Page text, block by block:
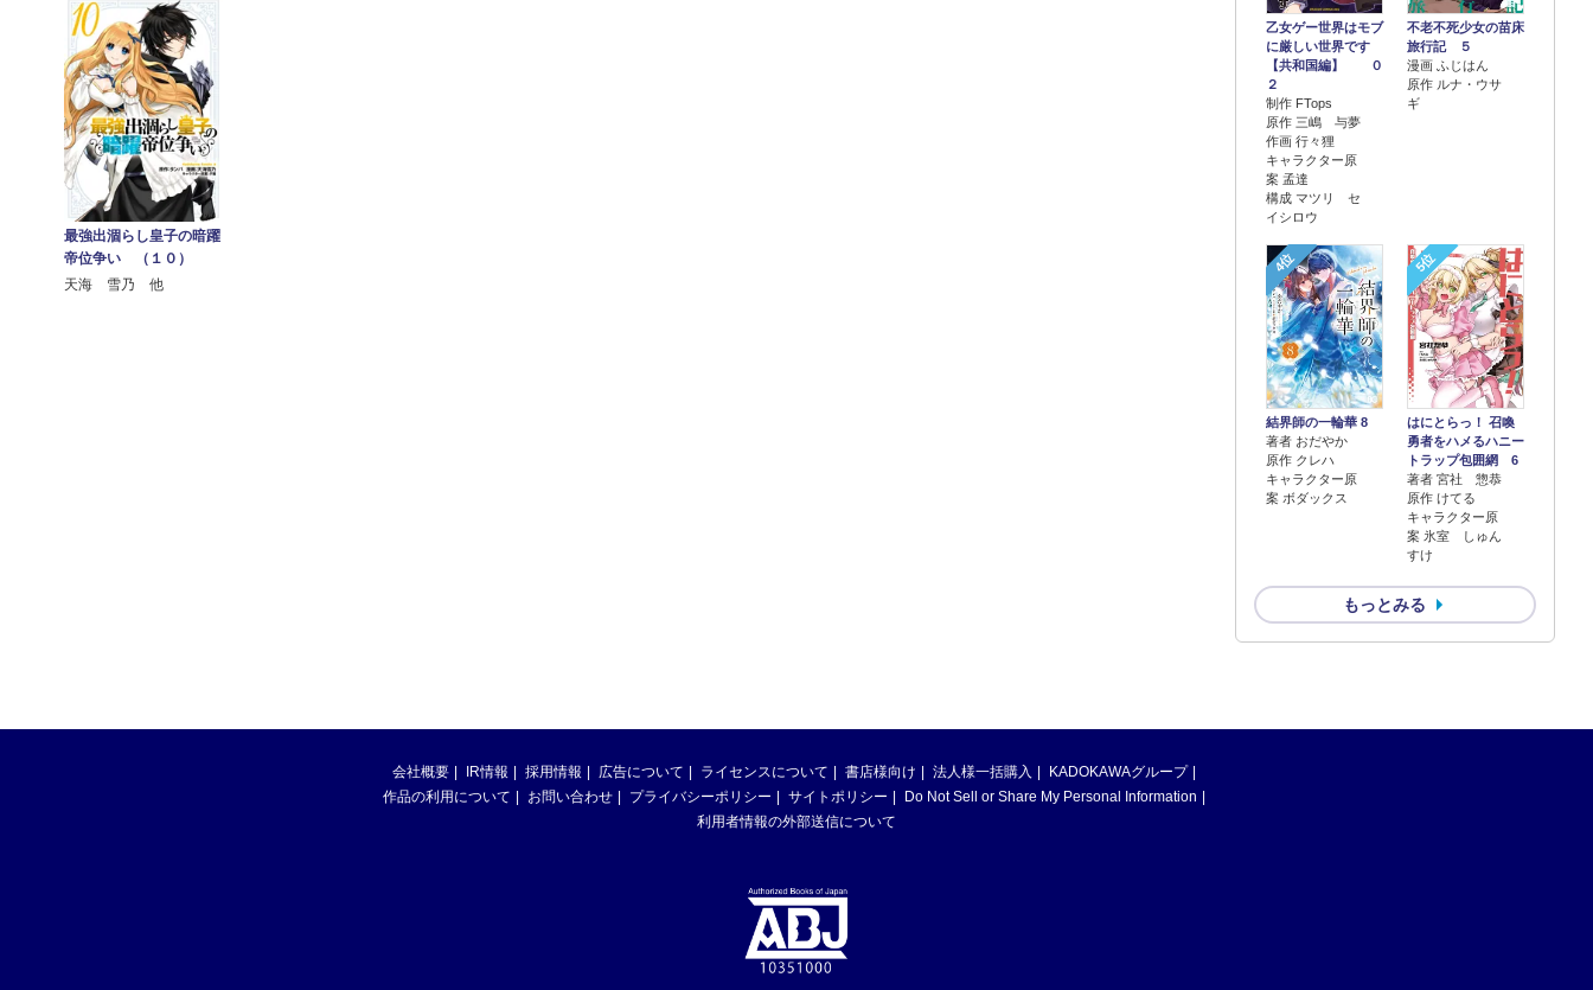
乙女ゲー世界はモブ
に厳しい世界です
【共和国編】 ０
２
制作 FTops
原作 三嶋 与夢
作画 行々狸
キャラクター原
案 孟達
構成 マツリ セ
イシロウ
不老不死少女の苗床
旅行記 ５
漫画 ふじはん
原作 ルナ・ウサ
ギ
4位
結界師の一輪華 8
著者 おだやか
原作 クレハ
キャラクター原
案 ボダックス
5位
はにとらっ！ 召喚
勇者をハメるハニー
トラップ包囲網 6
著者 宮社 惣恭
原作 けてる
キャラクター原
案 氷室 しゅん
すけ
もっとみる
最強出涸らし皇子の暗躍
帝位争い （１０）
天海 雪乃 他
会社概要 IR情報 採用情報 広告について ライセンスについて 書店様向け 法人様一括購入
KADOKAWAグループ
作品の利用について
お問い合わせ プライバシーポリシー サイトポリシー
Do Not Sell or Share My Personal Information
利用者情報の外部送信について